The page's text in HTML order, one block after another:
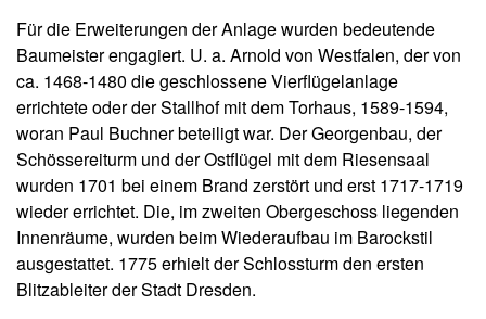
Für die Erweiterungen der Anlage wurden bedeutende
Baumeister engagiert. U. a. Arnold von Westfalen, der von
ca. 1468-1480 die geschlossene Vierflügelanlage
errichtete oder der Stallhof mit dem Torhaus, 1589-1594,
woran Paul Buchner beteiligt war. Der Georgenbau, der
Schössereiturm und der Ostflügel mit dem Riesensaal
wurden 1701 bei einem Brand zerstört und erst 1717-1719
wieder errichtet. Die, im zweiten Obergeschoss liegenden
Innenräume, wurden beim Wiederaufbau im Barockstil
ausgestattet. 1775 erhielt der Schlossturm den ersten
Blitzableiter der Stadt Dresden.